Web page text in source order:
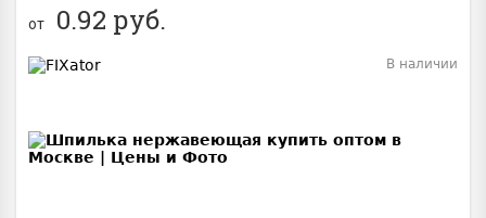
от 0.92 руб.
В наличии